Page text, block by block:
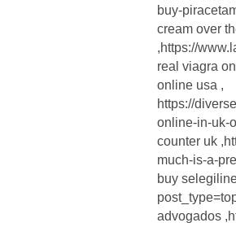
buy-
cream over
,https://
real viagra
online usa ,
https://
online-in-uk-
counter uk
much-is-a-
buy
advogados